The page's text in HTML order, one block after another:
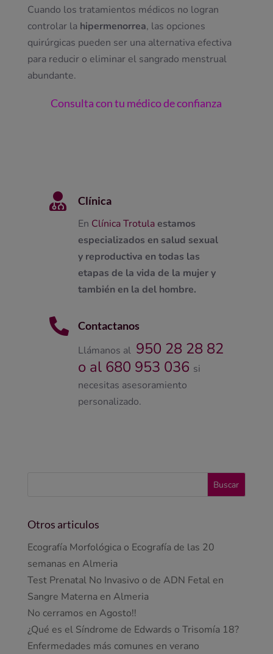
Cuando los tratamientos médicos no logran
controlar la hipermenorrea, las opciones
quirúrgicas pueden ser una alternativa efectiva
para reducir o eliminar el sangrado menstrual
abundante.
Consulta con tu médico de confianza

Clínica
En Clínica Trotulaestamos
especializados en salud sexual
y reproductiva en todas las
etapas de la vida de la mujer y
también en la del hombre.

Contactanos
Llámanos al 950 28 28 82
o al 680 953 036 si
necesitas asesoramiento
personalizado.
Otros articulos
Ecografía Morfológica o Ecografía de las 20
semanas en Almeria
Test Prenatal No Invasivo o de ADN Fetal en
Sangre Materna en Almeria
No cerramos en Agosto!!
¿Qué es el Síndrome de Edwards o Trisomía 18?
Enfermedades más comunes en verano